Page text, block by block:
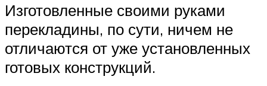
Изготовленные своими руками
перекладины, по сути, ничем не
отличаются от уже установленных
готовых конструкций.